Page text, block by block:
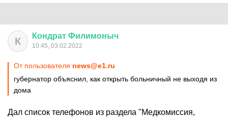
К Кондрат Филимоныч
10:45, 03.02.2022
От пользователя news@e1.ru
губернатор объяснил, как открыть больничный не выходя из
дома
Дал список телефонов из раздела "Медкомиссия,